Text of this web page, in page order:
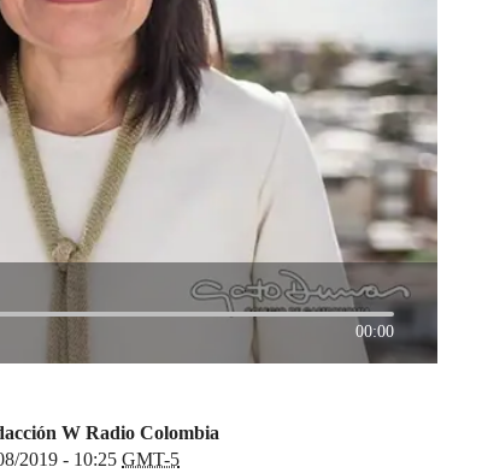
00:00
W Radio Colombia
2019 - 10:25 GMT-5